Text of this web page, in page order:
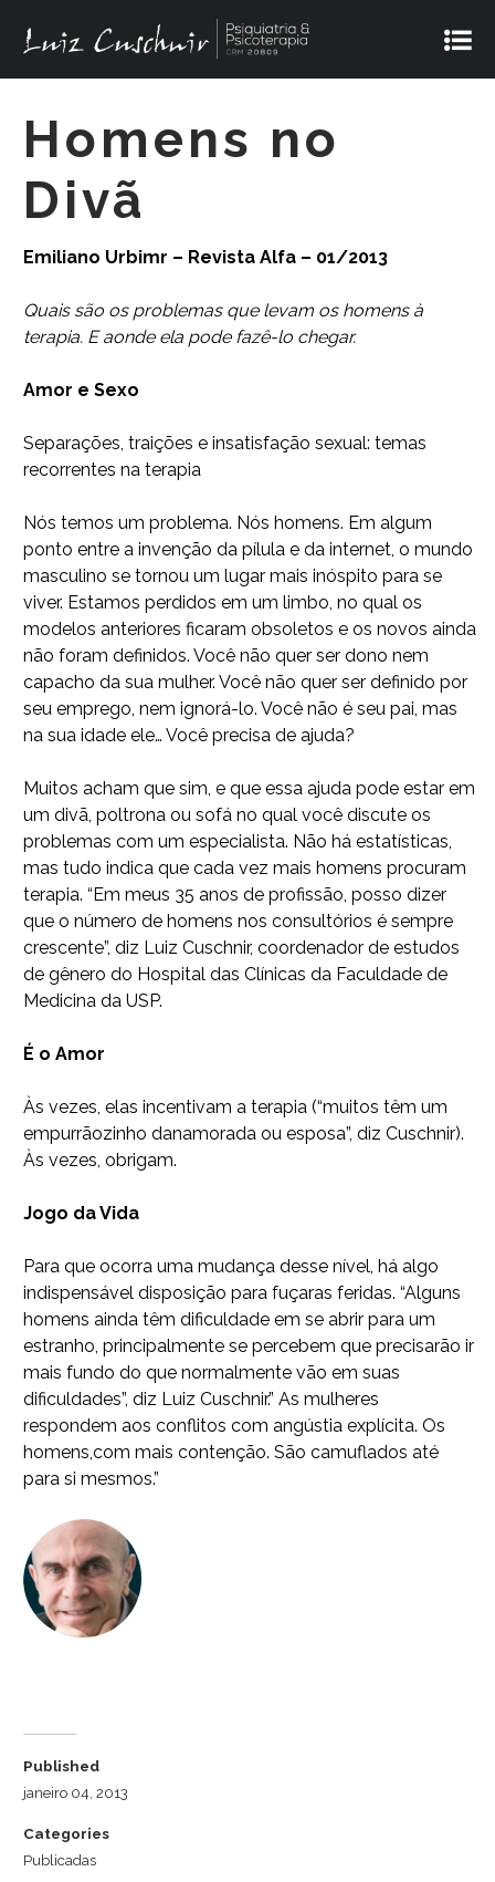
Homens no
Divã
Emiliano Urbimr – Revista Alfa – 01/2013
Quais são os problemas que levam os homens à
terapia. E aonde ela pode fazê-lo chegar.
Amor e Sexo
Separações, traições e insatisfação sexual: temas
recorrentes na terapia
Nós temos um problema. Nós homens. Em algum
ponto entre a invenção da pílula e da internet, o mundo
masculino se tornou um lugar mais inóspito para se
viver. Estamos perdidos em um limbo, no qual os
modelos anteriores ficaram obsoletos e os novos ainda
não foram definidos. Você não quer ser dono nem
capacho da sua mulher. Você não quer ser definido por
seu emprego, nem ignorá-lo. Você não é seu pai, mas
na sua idade ele… Você precisa de ajuda?
Muitos acham que sim, e que essa ajuda pode estar em
um divã, poltrona ou sofá no qual você discute os
problemas com um especialista. Não há estatísticas,
mas tudo indica que cada vez mais homens procuram
terapia. “Em meus 35 anos de profissão, posso dizer
que o número de homens nos consultórios é sempre
crescente”, diz Luiz Cuschnir, coordenador de estudos
de gênero do Hospital das Clínicas da Faculdade de
Medicina da USP.
É o Amor
Às vezes, elas incentivam a terapia (“muitos têm um
empurrãozinho danamorada ou esposa”, diz Cuschnir).
Às vezes, obrigam.
Jogo da Vida
Para que ocorra uma mudança desse nível, há algo
indispensável disposição para fuçaras feridas. “Alguns
homens ainda têm dificuldade em se abrir para um
estranho, principalmente se percebem que precisarão ir
mais fundo do que normalmente vão em suas
dificuldades”, diz Luiz Cuschnir.” As mulheres
respondem aos conflitos com angústia explícita. Os
homens,com mais contenção. São camuflados até
para si mesmos.”
Published
janeiro 04, 2013
Categories
Publicadas